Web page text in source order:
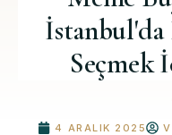
İstanbul'da
Seçmek
4 ARALIK 2025